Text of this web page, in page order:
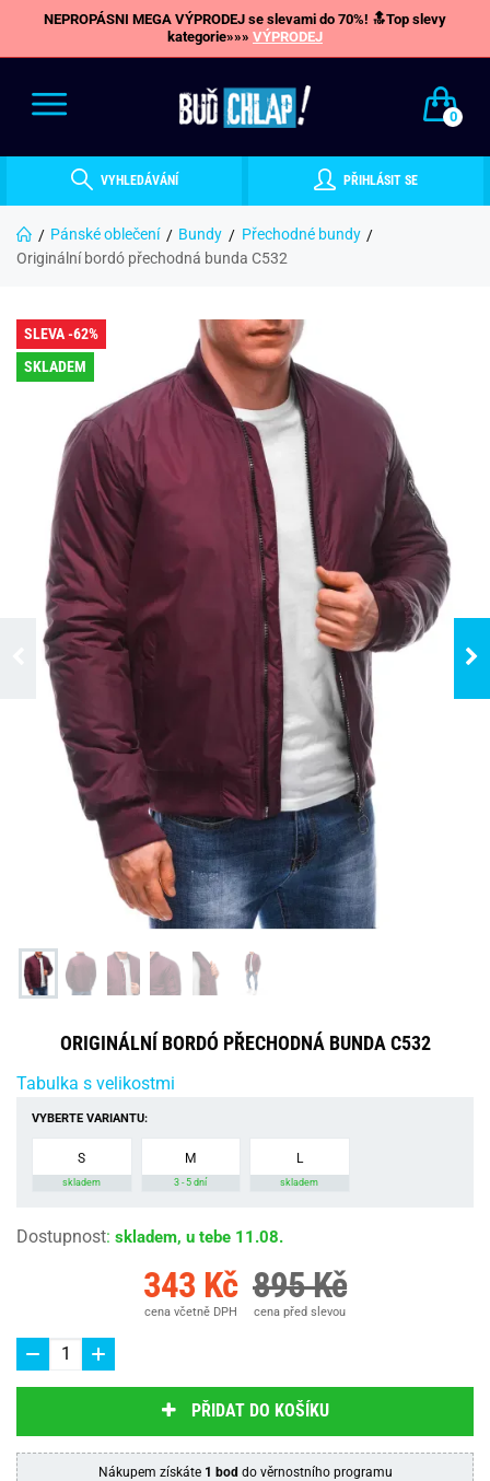
NEPROPÁSNI MEGA VÝPRODEJ se slevami do 70%! 🔝Top slevy
kategorie»»» VÝPRODEJ
0
VYHLEDÁVÁNÍ PŘIHLÁSIT SE
Pánské oblečení Bundy
Přechodné bundy
Originální bordó přechodná bunda C532
SLEVA -62%
SKLADEM
ORIGINÁLNÍ BORDÓ PŘECHODNÁ BUNDA C532
Tabulka s velikostmi
VYBERTE VARIANTU:
S
skladem
M
3 - 5 dní
L
skladem
Dostupnost: skladem, u tebe 11.08.
343 Kč
cena včetně DPH
895 Kč
cena před slevou
PŘIDAT DO KOŠÍKU
Nákupem získáte 1 bod do věrnostního programu